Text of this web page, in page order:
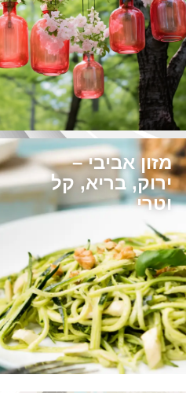
מזון אביבי –
ירוק, בריא, קל
וטרי